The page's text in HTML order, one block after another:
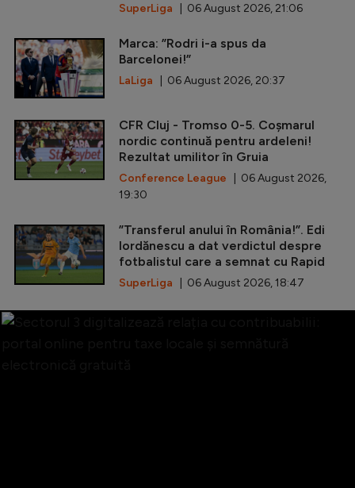
SuperLiga | 06 August 2026, 21:06
Marca: ”Rodri i-a spus da
Barcelonei!”
LaLiga | 06 August 2026, 20:37
CFR Cluj - Tromso 0-5. Coșmarul
nordic continuă pentru ardeleni!
Rezultat umilitor în Gruia
Conference League | 06 August 2026,
19:30
”Transferul anului în România!”. Edi
Iordănescu a dat verdictul despre
fotbalistul care a semnat cu Rapid
SuperLiga | 06 August 2026, 18:47